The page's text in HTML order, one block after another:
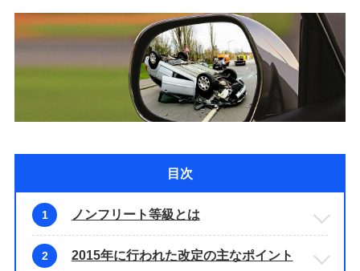
目次
1 ノンフリート等級とは
2 2015年に行われた改定の主なポイント